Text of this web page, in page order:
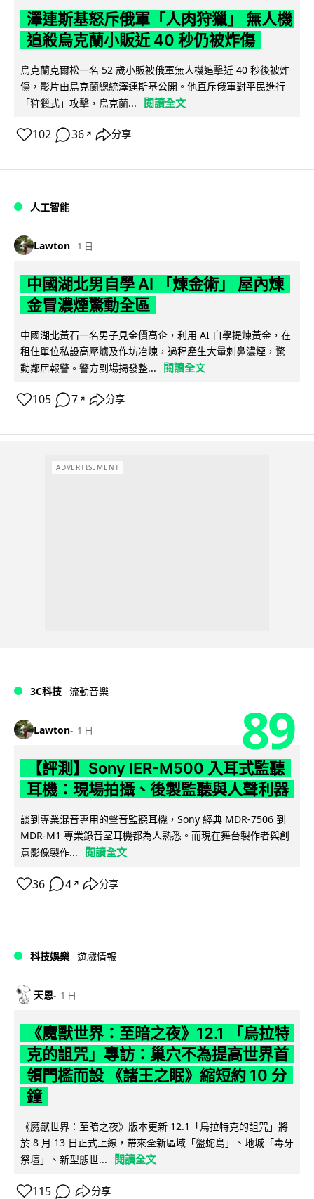
澤連斯基怒斥俄軍「人肉狩獵」 無人機
追殺烏克蘭小販近 40 秒仍被炸傷
烏克蘭克爾松一名 52 歲小販被俄軍無人機追擊近 40 秒後被炸
傷，影片由烏克蘭總統澤連斯基公開。他直斥俄軍對平民進行
「狩獵式」攻擊，烏克蘭...
閱讀全文
102 36 ↗ 分享
人工智能
Lawton 1 日
中國湖北男自學 AI 「煉金術」 屋內煉
金冒濃煙驚動全區
中國湖北黃石一名男子見金價高企，利用 AI 自學提煉黃金，在
租住單位私設高壓爐及作坊冶煉，過程產生大量刺鼻濃煙，驚
動鄰居報警。警方到場揭發整...
閱讀全文
105 7 ↗ 分享
ADVERTISEMENT
3C科技 流動音樂
Lawton 1 日 89
【評測】Sony IER-M500 入耳式監聽
耳機：現場拍攝、後製監聽與人聲利器
談到專業混音專用的聲音監聽耳機，Sony 經典 MDR-7506 到
MDR-M1 專業錄音室耳機都為人熟悉。而現在舞台製作者與創
意影像製作...
閱讀全文
36 4 ↗ 分享
科技娛樂 遊戲情報
天恩 1 日
《魔獸世界：至暗之夜》12.1 「烏拉特
克的詛咒」專訪：巢穴不為提高世界首
領門檻而設 《諸王之眠》縮短約 10 分
鐘
《魔獸世界：至暗之夜》版本更新 12.1「烏拉特克的詛咒」將
於 8 月 13 日正式上線，帶來全新區域「盤蛇島」、地城「毒牙
祭壇」、新型態世...
閱讀全文
115 分享